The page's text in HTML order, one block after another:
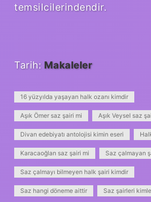
temsilcilerindendir.
Tarih: Makaleler
16 yüzyılda yaşayan halk ozanı kimdir
Aşık Ömer saz şairi mi Aşık Veysel saz
Divan edebiyatı antolojisi kimin eseri
Karacaoğlan saz şairi mi Saz çalmayan
Saz çalmayı bilmeyen halk şairi kimdir
Saz hangi döneme aittir Saz şairleri